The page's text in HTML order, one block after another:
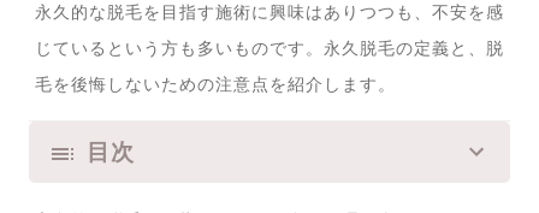
永久的な脱毛を目指す施術に興味はありつつも、不安を感
じているという方も多いものです。永久脱毛の定義と、脱
毛を後悔しないための注意点を紹介します。
目次